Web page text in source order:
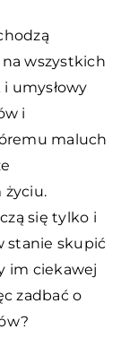
wszystkich
umysłowy
i
maluch
życiu.
się tylko i
stanie skupić
im ciekawej
zadbać o